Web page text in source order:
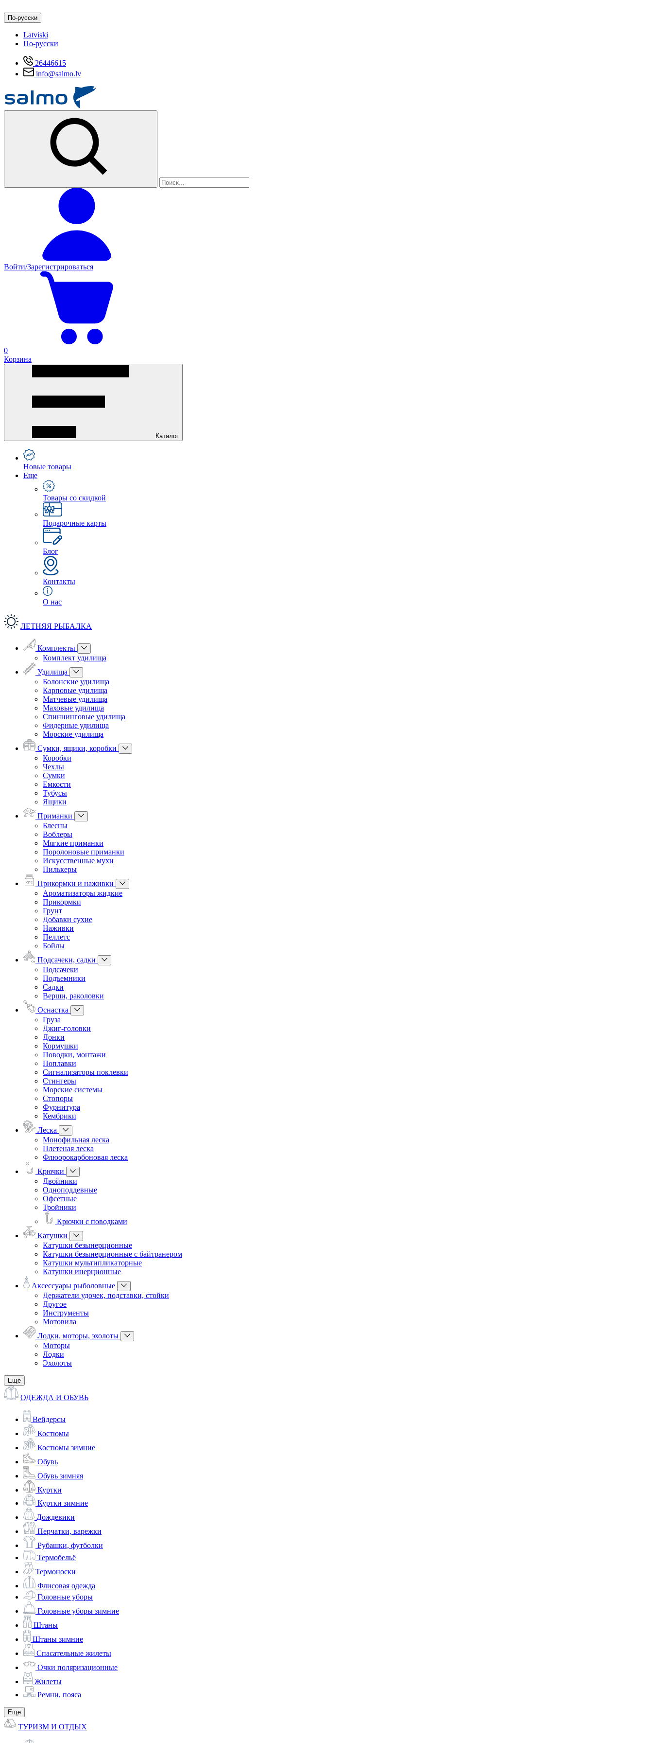
По-русски
Latviski
По-русски
26446615
info@salmo.lv
Войти/Зарегистрироваться
0
Корзина
Каталог
Новые товары
Еще
Товары со скидкой
Подарочные карты
Блог
Контакты
О нас
ЛЕТНЯЯ РЫБАЛКА
Комплекты
Комплект удилища
Удилища
Болонские удилища
Карповые удилища
Матчевые удилища
Маховые удилища
Спиннинговые удилища
Фидерные удилища
Морские удилища
Сумки, ящики, коробки
Коробки
Чехлы
Сумки
Емкости
Тубусы
Ящики
Приманки
Блесны
Воблеры
Мягкие приманки
Поролоновые приманки
Искусственные мухи
Пилькеры
Прикормки и наживки
Ароматизаторы жидкие
Прикормки
Грунт
Добавки сухие
Наживки
Пеллетс
Бойлы
Подсачеки, садки
Подсачеки
Подъемники
Садки
Верши, раколовки
Оснастка
Груза
Джиг-головки
Донки
Кормушки
Поводки, монтажи
Поплавки
Сигнализаторы поклевки
Стингеры
Морские системы
Стопоры
Фурнитура
Кембрики
Леска
Монофильная леска
Плетеная леска
Флюорокарбоновая леска
Крючки
Двойники
Одноподдевные
Офсетные
Тройники
Крючки с поводками
Катушки
Катушки безынерционные
Катушки безынерционные с байтранером
Катушки мультипликаторные
Катушки инерционные
Аксессуары рыболовные
Держатели удочек, подставки, стойки
Другое
Инструменты
Мотовила
Лодки, моторы, эхолоты
Моторы
Лодки
Эхолоты
Еще
ОДЕЖДА И ОБУВЬ
Вейдерсы
Костюмы
Костюмы зимние
Обувь
Обувь зимняя
Куртки
Куртки зимние
Дождевики
Перчатки, варежки
Рубашки, футболки
Термобельё
Термоноски
Флисовая одежда
Головные уборы
Головные уборы зимние
Штаны
Штаны зимние
Спасательные жилеты
Очки поляризационные
Жилеты
Ремни, пояса
Еще
ТУРИЗМ И ОТДЫХ